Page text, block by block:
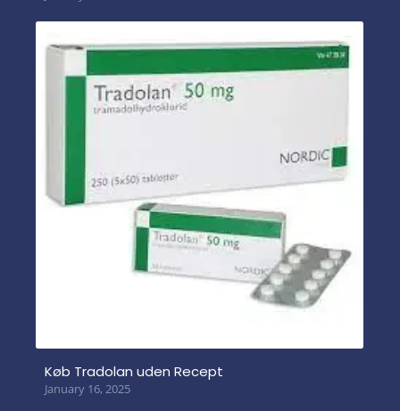
Køb Tradolan uden Recept
January 16, 2025